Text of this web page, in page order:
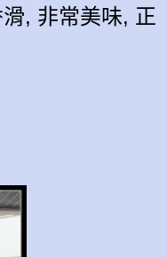
滑, 非常美味, 正